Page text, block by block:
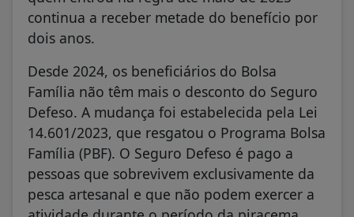
continua a receber metade do benefício por
dois anos.
Desde 2024, os beneficiários do Bolsa
Família não têm mais o desconto do Seguro
Defeso. A mudança foi estabelecida pela Lei
14.601/2023, que resgatou o Programa Bolsa
Família (PBF). O Seguro Defeso é pago a
pessoas que sobrevivem exclusivamente da
pesca artesanal e que não podem exercer a